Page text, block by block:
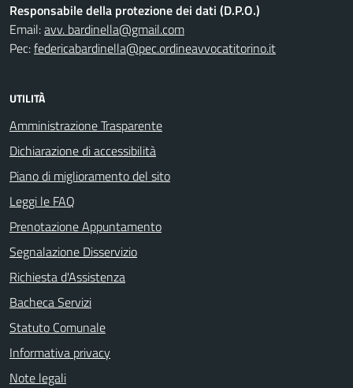
Responsabile della protezione dei dati (D.P.O.)
Email:avv. bardinella@gmail.com
Pec:federicabardinella@pec.ordineavvocatitorino.it
UTILITÀ
Amministrazione Trasparente
Dichiarazione di accessibilità
Piano di miglioramento del sito
Leggi le FAQ
Prenotazione Appuntamento
Segnalazione Disservizio
Richiesta d'Assistenza
Bacheca Servizi
Statuto Comunale
Informativa privacy
Note legali